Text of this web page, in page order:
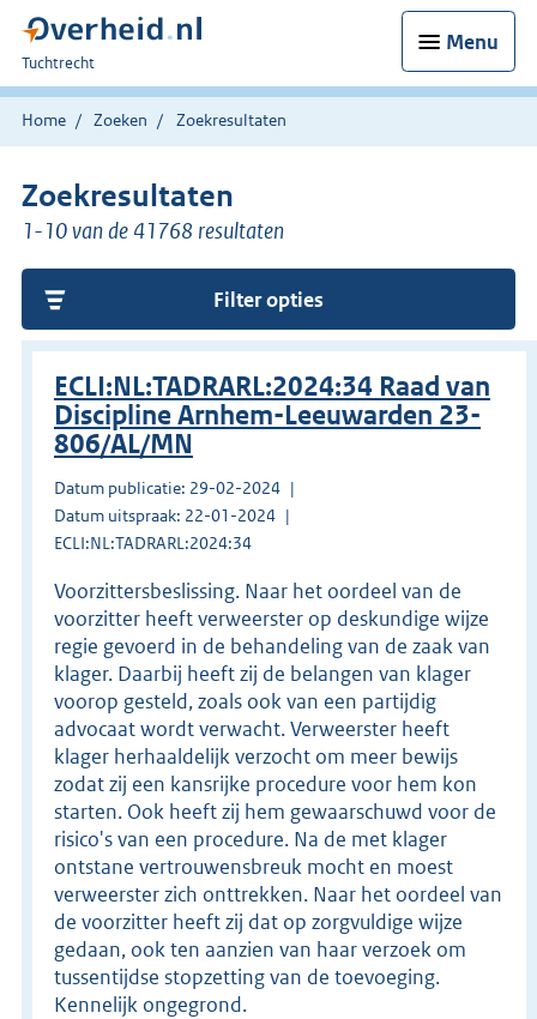
Menu
U
bent
hier:
Tuchtrecht
Home Zoeken Zoekresultaten
Zoekresultaten
1-10 van de 41768 resultaten
Filter opties
ECLI:NL:TADRARL:2024:34 Raad van
Discipline Arnhem-Leeuwarden 23-
806/AL/MN
Datum publicatie: 29-02-2024
Datum uitspraak: 22-01-2024
ECLI:NL:TADRARL:2024:34
Voorzittersbeslissing. Naar het oordeel van de
voorzitter heeft verweerster op deskundige wijze
regie gevoerd in de behandeling van de zaak van
klager. Daarbij heeft zij de belangen van klager
voorop gesteld, zoals ook van een partijdig
advocaat wordt verwacht. Verweerster heeft
klager herhaaldelijk verzocht om meer bewijs
zodat zij een kansrijke procedure voor hem kon
starten. Ook heeft zij hem gewaarschuwd voor de
risico's van een procedure. Na de met klager
ontstane vertrouwensbreuk mocht en moest
verweerster zich onttrekken. Naar het oordeel van
de voorzitter heeft zij dat op zorgvuldige wijze
gedaan, ook ten aanzien van haar verzoek om
tussentijdse stopzetting van de toevoeging.
Kennelijk ongegrond.